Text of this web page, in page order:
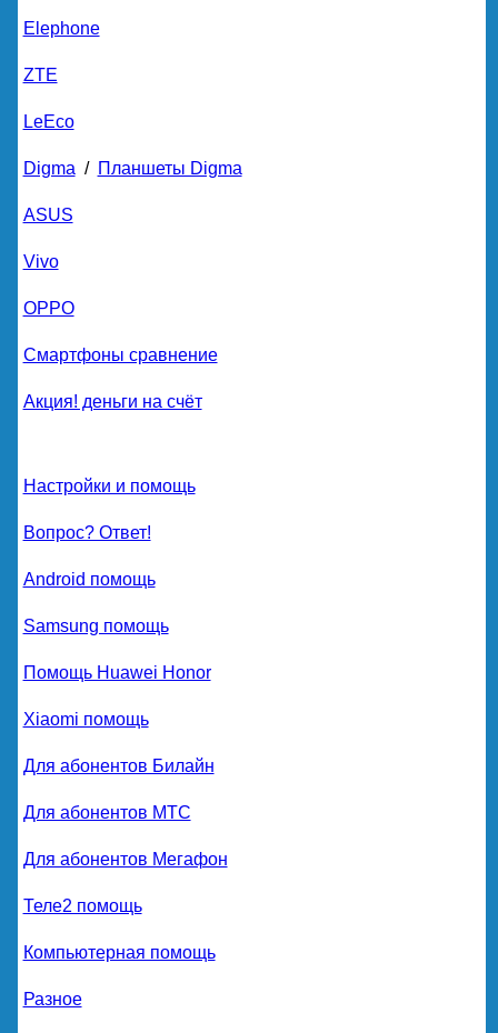
Elephone
ZTE
LeEco
Digma / Планшеты Digma
ASUS
Vivo
OPPO
Смартфоны сравнение
Акция! деньги на счёт
Настройки и помощь
Вопрос? Ответ!
Android помощь
Samsung помощь
Помощь Huawei Honor
Xiaomi помощь
Для абонентов Билайн
Для абонентов МТС
Для абонентов Мегафон
Теле2 помощь
Компьютерная помощь
Разное